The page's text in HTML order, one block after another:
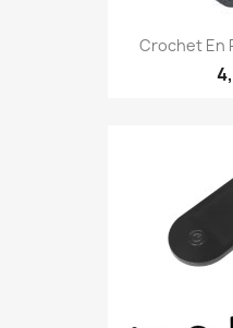
Crochet En